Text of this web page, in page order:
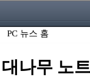
PC 뉴스 홈
나무 노